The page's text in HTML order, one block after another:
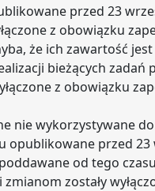
przed 23
z obowiązku
że ich zawartość jest
bieżących zadań
z obowiązku
nie wykorzystywane
opublikowane przed 23
od tego czasu
zostały